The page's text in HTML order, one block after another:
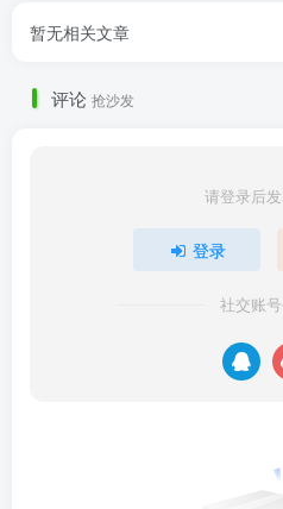
暂无相关文章
评论 抢沙发
请登录后
登录
社交账